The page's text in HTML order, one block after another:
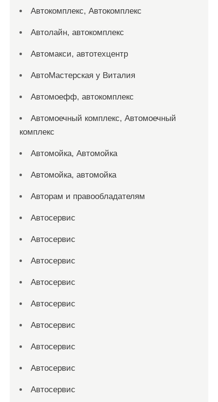
Автокомплекс, Автокомплекс
Автолайн, автокомплекс
Автомакси, автотехцентр
АвтоМастерская у Виталия
Автомоефф, автокомплекс
Автомоечный комплекс, Автомоечный
комплекс
Автомойка, Автомойка
Автомойка, автомойка
Авторам и правообладателям
Автосервис
Автосервис
Автосервис
Автосервис
Автосервис
Автосервис
Автосервис
Автосервис
Автосервис